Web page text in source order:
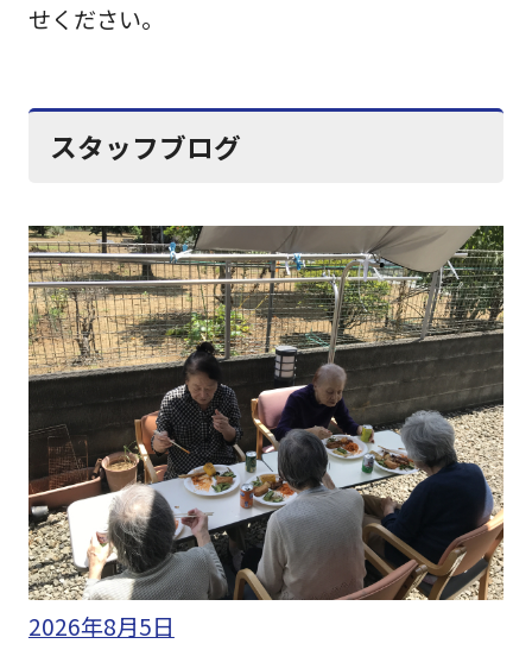
せください。
スタッフブログ
2026年8月5日